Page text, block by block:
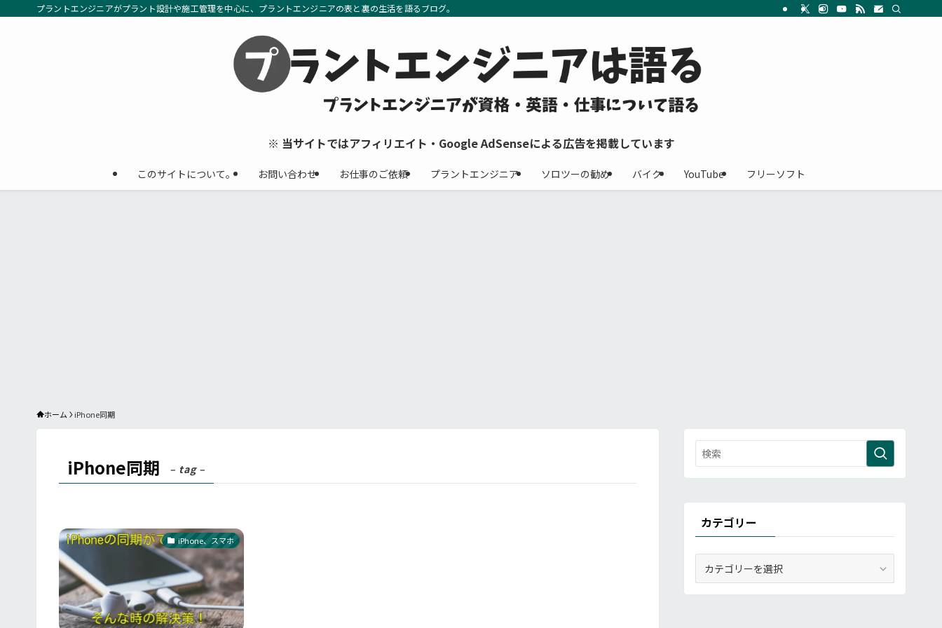
プラントエンジニアがプラント設計や施工管理を中心に、プラントエンジニアの表と裏の生活を語るブログ。
このサイトについて。 お問い合わせ お仕事のご依頼 プラントエンジニア ソロツーの勧め バイク YouTube フリーソフト
※ 当サイトではアフィリエイト・Google AdSenseによる広告を掲載しています
ホーム iPhone同期
iPhone同期 – tag –
iPhone、スマホ
カテゴリー
ゴ